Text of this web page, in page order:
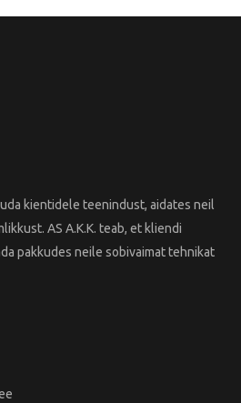
kientidele teenindust, aidates neil
AS A.K.K. teab, et kliendi
pakkudes neile sobivaimat tehnikat